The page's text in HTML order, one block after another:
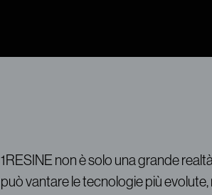
1RESINE non è solo una grande
può vantare le tecnologie più evolute,